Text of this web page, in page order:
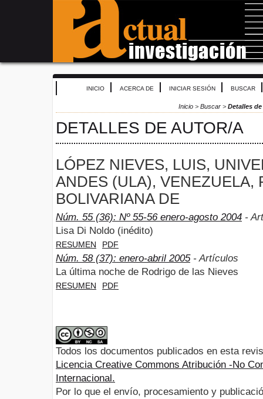
INICIO ACERCA DE INICIAR SESIÓN BUSCAR
Inicio > Buscar > Detalles
DETALLES DE AUTOR/A
LÓPEZ NIEVES, LUIS,
ANDES (ULA), VENEZUELA,
BOLIVARIANA DE
Núm. 55 (36): Nº 55-56 enero-agosto 2004 -
Lisa Di Noldo (inédito)
RESUMEN PDF
Núm. 58 (37): enero-abril 2005- Artículos
La última noche de Rodrigo de las Nieves
RESUMEN PDF
Todos los documentos publicados en esta
Licencia Creative Commons Atribución -No
Internacional.
Por lo que el envío, procesamiento y